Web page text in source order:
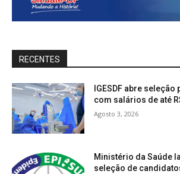
RECENTES
IGESDF abre
com salários de até
Agosto 3, 2026
Ministério da Saúde
seleção de